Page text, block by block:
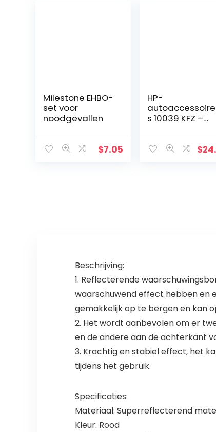
Milestone EHBO-
set voor
noodgevallen
$7.05
HP-
autoaccessoire
s 10039 KFZ –
houdbaarheid
$
Beschrijving:
1. Reflecterende
waarschuwend effect hebben en
gemakkelijk op te bergen en kan
2. Het wordt aanbevolen om er
en de andere aan de achterkant
3. Krachtig en stabiel effect, het
tijdens het gebruik.
Specificaties:
Materiaal: Superreflecterend
Kleur: Rood